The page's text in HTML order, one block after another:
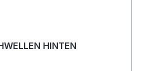
HINTEN